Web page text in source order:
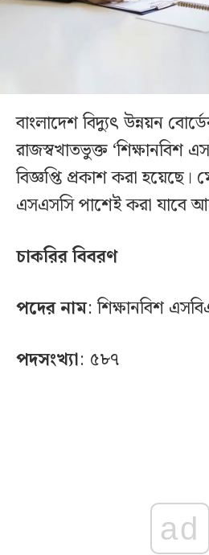
বাংলাদেশ বিদ্যুৎ উন্নয়ন
রাজস্বখাতভুক্ত ‘শিক্ষানবিশ
বিজ্ঞপ্তি প্রকাশ করা
এসএসসি পাশেই করা যাবে
চাকরির বিবরণ
পদের নাম: শিক্ষানবিশ
পদসংখ্যা: ৫৮৭
ad